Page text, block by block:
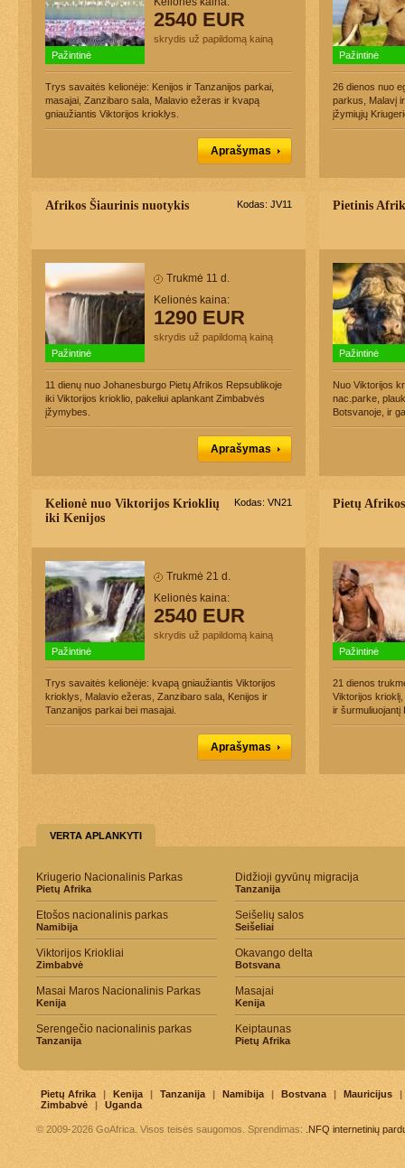
Pažintinė
2540 EUR
skrydis už papildomą kainą
Trys savaitės kelionėje: Kenijos ir Tanzanijos parkai,
masajai, Zanzibaro sala, Malavio ežeras ir kvapą
gniaužiantis Viktorijos krioklys.
Aprašymas
Pažintinė
26 dienos nuo
parkus, Malavį
įžymiųjų
Afrikos Šiaurinis nuotykis Kodas: JV11
Pažintinė
Trukmė 11 d.
Kelionės kaina:
1290 EUR
skrydis už papildomą kainą
11 dienų nuo Johanesburgo Pietų Afrikos Repsublikoje
iki Viktorijos krioklio, pakeliui aplankant Zimbabvės
įžymybes.
Aprašymas
Pietinis
Pažintinė
Nuo Viktorijos
nac.parke,
Botsvanoje, ir
Kelionė nuo Viktorijos Krioklių
iki Kenijos
Kodas: VN21
Pažintinė
Trukmė 21 d.
Kelionės kaina:
2540 EUR
skrydis už papildomą kainą
Trys savaitės kelionėje: kvapą gniaužiantis Viktorijos
krioklys, Malavio ežeras, Zanzibaro sala, Kenijos ir
Tanzanijos parkai bei masajai.
Aprašymas
Pietų
Pažintinė
21 dienos
Viktorijos
ir šurmuliuojantį
VERTA APLANKYTI
Kriugerio Nacionalinis Parkas
Pietų Afrika
Etošos nacionalinis parkas
Namibija
Viktorijos Kriokliai
Zimbabvė
Masai Maros Nacionalinis Parkas
Kenija
Serengečio nacionalinis parkas
Tanzanija
Didžioji gyvūnų migracija
Tanzanija
Seišelių salos
Seišeliai
Okavango delta
Botsvana
Masajai
Kenija
Keiptaunas
Pietų Afrika
Pietų Afrika | Kenija | Tanzanija | Namibija | Bostvana | Mauricijus
|
Zimbabvė
| Uganda
© 2009-2026 GoAfrica. Visos teisės saugomos. Sprendimas: .NFQ internetinių